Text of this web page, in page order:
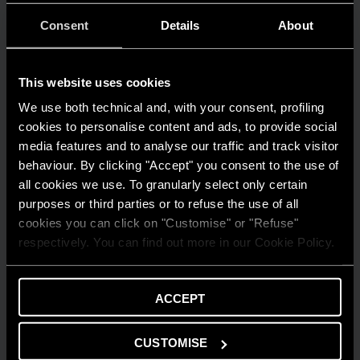
Consent Details About
This website uses cookies
We use both technical and, with your consent, profiling
cookies to personalise content and ads, to provide social
media features and to analyse our traffic and track visitor
behaviour. By clicking "Accept" you consent to the use of
all cookies we use. To granularly select only certain
purposes or third parties or to refuse the use of all
cookies you can click on "Customise" or "Refuse"
respectively. You can find out more in our Cookie Policy.
ACCEPT
CUSTOMISE
LEGGI DI PIÙ